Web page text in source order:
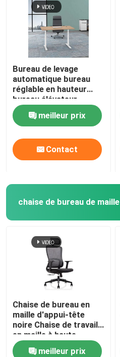
Bureau de levage
automatique bureau
réglable en hauteur
bureau élévateur
debout électrique en
bois
meilleur prix
Contact
chaise de bureau de maille
Chaise de bureau en
maille d'appui-tête
noire Chaise de travail
en maille à haute
élasticité
meilleur prix